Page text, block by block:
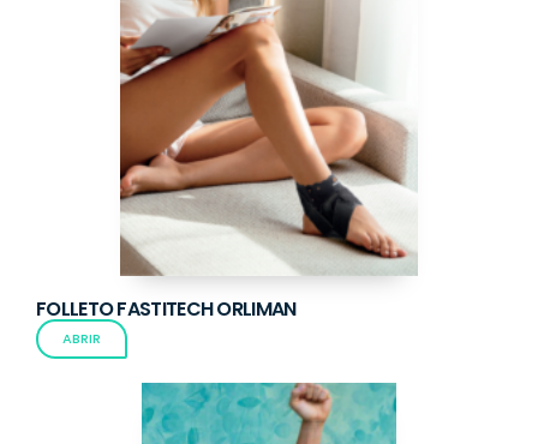
FOLLETO FASTITECH ORLIMAN
ABRIR